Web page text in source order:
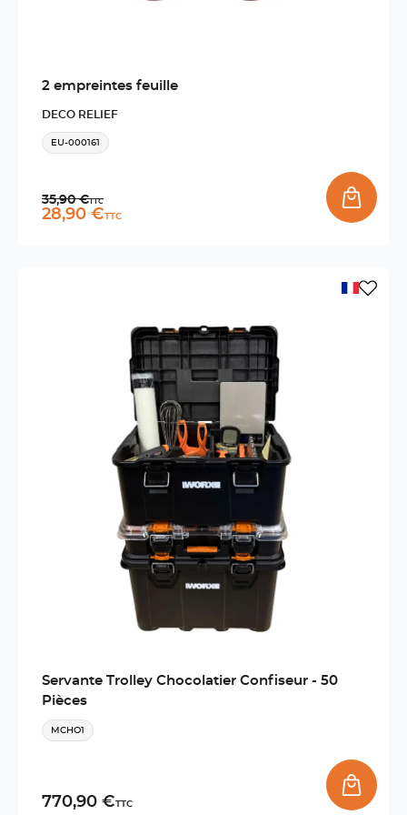
2 empreintes feuille
DECO RELIEF
EU-000161
Prix normal
35,90 €TTC
Prix promo
28,90 €TTC
Servante Trolley Chocolatier Confiseur - 50
Pièces
MCHO1
770,90 €TTC